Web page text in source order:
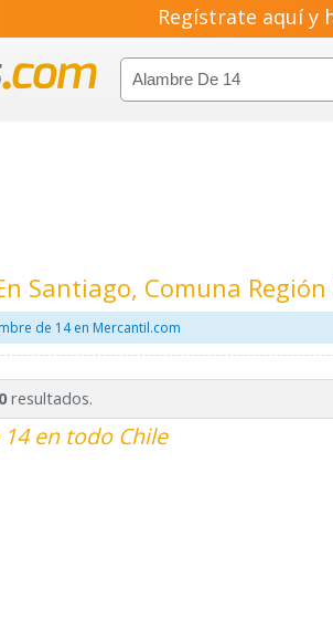
Regístrate aquí y
Santiago, Comuna
de 14 en Mercantil.com
0resultados.
en todo Chile